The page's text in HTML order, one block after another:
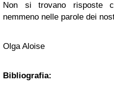
Non si trovano risposte
nemmeno nelle parole dei
Olga Aloise
Bibliografia: